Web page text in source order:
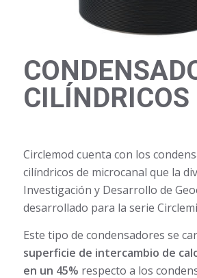
CILÍNDRICOS
Circlemod cuenta con los
cilíndricos de microcanal que la
Investigación y Desarrollo de
desarrollado para la serie
Este tipo de condensadores se
superficie de intercambio de
en un 45% respecto a los